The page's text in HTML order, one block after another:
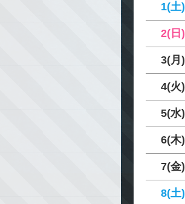
1(土)
2(日)
3(月)
4(火)
5(水)
6(木)
7(金)
8(土)